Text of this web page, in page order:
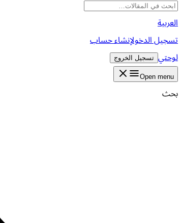
العربية
تسجيل الدخولإنشاء حساب
لوحتي تسجيل الخروج
Open menu
بحث